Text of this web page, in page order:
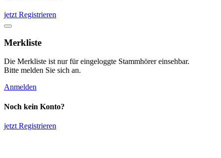
jetzt Registrieren
Merkliste
Die Merkliste ist nur für eingeloggte Stammhörer einsehbar.
Bitte melden Sie sich an.
Anmelden
Noch kein Konto?
jetzt Registrieren